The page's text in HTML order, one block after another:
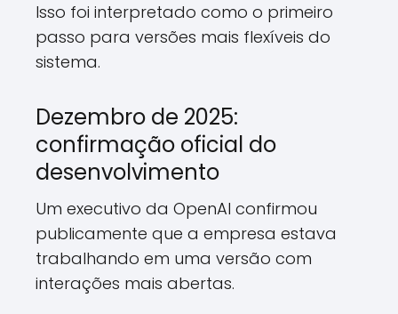
Isso foi interpretado como o primeiro
passo para versões mais flexíveis do
sistema.
Dezembro de 2025:
confirmação oficial do
desenvolvimento
Um executivo da OpenAI confirmou
publicamente que a empresa estava
trabalhando em uma versão com
interações mais abertas.